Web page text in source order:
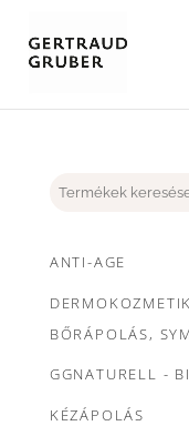
Keresés
ANTI-AGE
BŐRÁPOLÁS,
GGNATURELL -
KÉZÁPOLÁS